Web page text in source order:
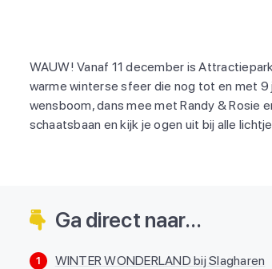
WAUW! Vanaf 11 december is
warme winterse sfeer die nog tot en met 9
wensboom, dans mee met Randy & Rosie
schaatsbaan en kijk je ogen uit bij alle
Ga direct naar...
1 WINTER WONDERLAND bij Slagharen